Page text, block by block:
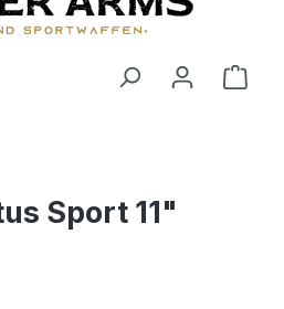
Sport 11"